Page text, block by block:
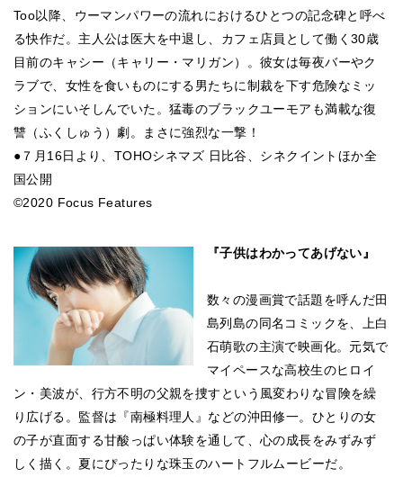
Too以降、ウーマンパワーの流れにおけるひとつの記念碑と呼べ
る快作だ。主人公は医大を中退し、カフェ店員として働く30歳
目前のキャシー（キャリー・マリガン）。彼女は毎夜バーやク
ラブで、女性を食いものにする男たちに制裁を下す危険なミッ
ションにいそしんでいた。猛毒のブラックユーモアも満載な復
讐（ふくしゅう）劇。まさに強烈な一撃！
●７月16日より、TOHOシネマズ 日比谷、シネクイントほか全
国公開
©2020 Focus Features
『子供はわかってあげない』
数々の漫画賞で話題を呼んだ田
島列島の同名コミックを、上白
石萌歌の主演で映画化。元気で
マイペースな高校生のヒロイ
ン・美波が、行方不明の父親を捜すという風変わりな冒険を繰
り広げる。監督は『南極料理人』などの沖田修一。ひとりの女
の子が直面する甘酸っぱい体験を通して、心の成長をみずみず
しく描く。夏にぴったりな珠玉のハートフルムービーだ。